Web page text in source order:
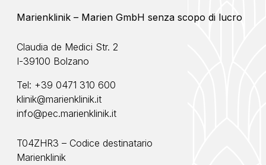
Marienklinik – Marien GmbH senza scopo di lucro
Claudia de Medici Str. 2
I-39100 Bolzano
Tel: +39 0471 310 600
klinik@marienklinik.it
info@pec.marienklinik.it
T04ZHR3 – Codice destinatario
Marienklinik